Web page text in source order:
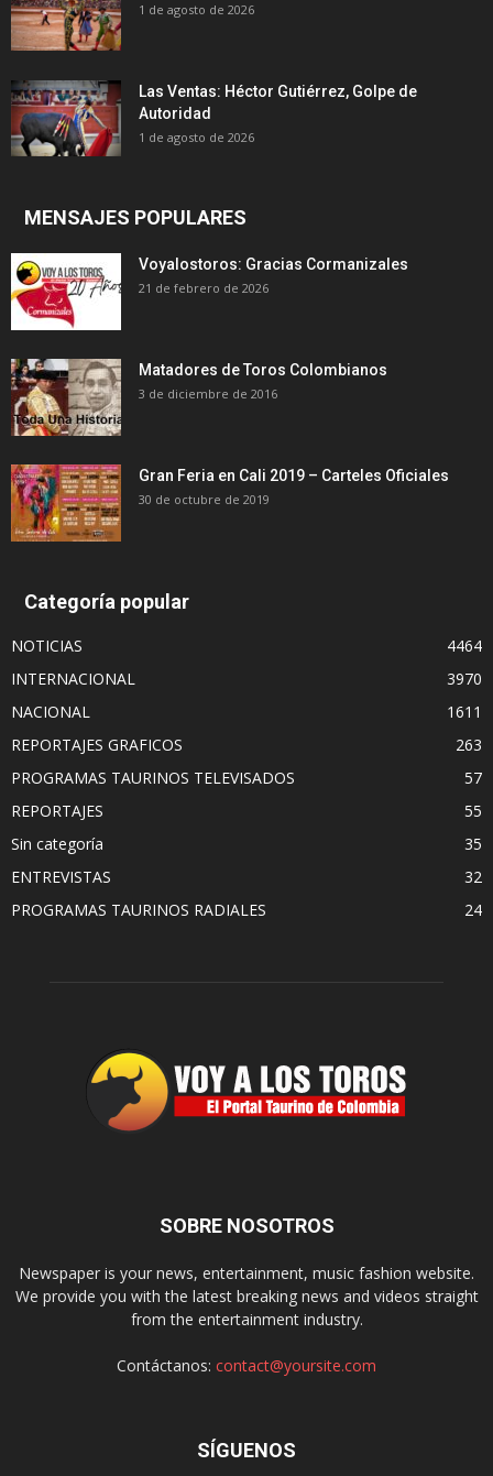
1 de agosto de 2026
Las Ventas: Héctor Gutiérrez, Golpe de
Autoridad
1 de agosto de 2026
MENSAJES POPULARES
Voyalostoros: Gracias Cormanizales
21 de febrero de 2026
Matadores de Toros Colombianos
3 de diciembre de 2016
Gran Feria en Cali 2019 – Carteles Oficiales
30 de octubre de 2019
Categoría popular
NOTICIAS
4464
INTERNACIONAL
3970
NACIONAL
1611
REPORTAJES GRAFICOS
263
PROGRAMAS TAURINOS TELEVISADOS
57
REPORTAJES
55
Sin categoría
35
ENTREVISTAS
32
PROGRAMAS TAURINOS RADIALES
24
SOBRE NOSOTROS
Newspaper is your news, entertainment, music fashion website.
We provide you with the latest breaking news and videos straight
from the entertainment industry.
Contáctanos: contact@yoursite.com
SÍGUENOS